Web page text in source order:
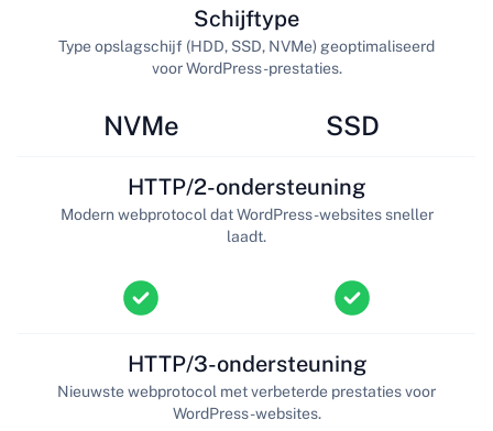
NVMe
Schijftype
Type opslagschijf (HDD, SSD, NVMe) geoptimaliseerd
voor WordPress-prestaties.
SSD
HTTP/2-ondersteuning
Modern webprotocol dat WordPress-websites sneller
laadt.
HTTP/3-ondersteuning
Nieuwste webprotocol met verbeterde prestaties voor
WordPress-websites.